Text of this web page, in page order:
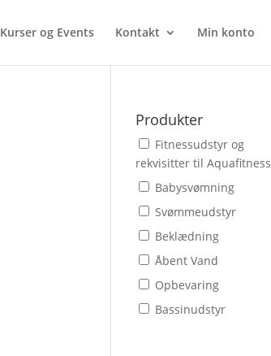
Kurser og Events Kontakt Min konto
Produkter
Fitnessudstyr og
rekvisitter til Aquafitness
Babysvømning
Svømmeudstyr
Beklædning
Åbent Vand
Opbevaring
Bassinudstyr